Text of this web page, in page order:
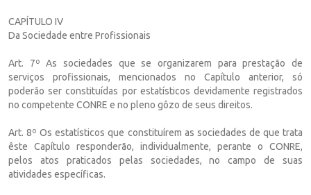
CAPÍTULO IV
Da Sociedade entre Profissionais
Art. 7º As sociedades que se organizarem para prestação de
serviços profissionais, mencionados no Capítulo anterior, só
poderão ser constituídas por estatísticos devidamente registrados
no competente CONRE e no pleno gôzo de seus direitos.
Art. 8º Os estatísticos que constituírem as sociedades de que trata
êste Capítulo responderão, individualmente, perante o CONRE,
pelos atos praticados pelas sociedades, no campo de suas
atividades específicas.